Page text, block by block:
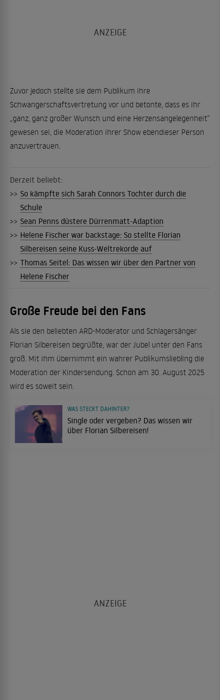
Zuvor jedoch stellte sie dem Publikum ihre
Schwangerschaftsvertretung vor und betonte, dass es ihr
„ganz, ganz großer Wunsch und eine Herzensangelegenheit“
gewesen sei, die Moderation ihrer Show ebendieser Person
anzuvertrauen.
Derzeit beliebt:
>> So kämpfte sich Sarah Connors Tochter durch die
Schule
>> Sean Penns düstere Dürrenmatt-Adaption
>> Helene Fischer war backstage: So stellte Florian
Silbereisen seine Kuss-Weltrekorde auf
>> Thomas Seitel: Das wissen wir über den Partner von
Helene Fischer
Große Freude bei den Fans
Als sie den beliebten ARD-Moderator und Schlagersänger
Florian Silbereisen begrüßte, war der Jubel unter den Fans
groß. Mit ihm übernimmt ein wahrer Publikumsliebling die
Moderation der Kindersendung. Schon am 30. August 2025
wird es soweit sein.
Single oder vergeben? Das wissen wir
über Florian Silbereisen!
WAS STECKT DAHINTER?